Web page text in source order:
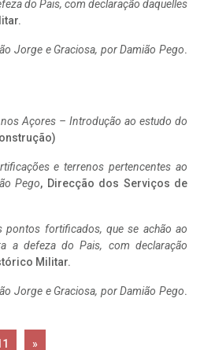
do Pais, com declaração daquelles
Jorge e Graciosa, por Damião Pego.
Açores – Introdução ao estudo do
e terrenos pertencentes ao
Pego, Direcção dos Serviços de
pontos fortificados, que se achão ao
a defeza do Pais, com declaração
Militar.
Jorge e Graciosa, por Damião Pego.
»